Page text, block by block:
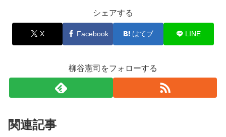
シェアする
X Facebook はてブ LINE
柳谷憲司をフォローする
関連記事